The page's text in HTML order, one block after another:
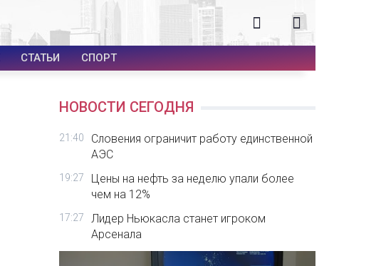
СТАТЬИ СПОРТ
НОВОСТИ СЕГОДНЯ
21:40
Словения ограничит работу единственной
АЭС
19:27
Цены на нефть за неделю упали более
чем на 12%
17:27
Лидер Ньюкасла станет игроком
Арсенала